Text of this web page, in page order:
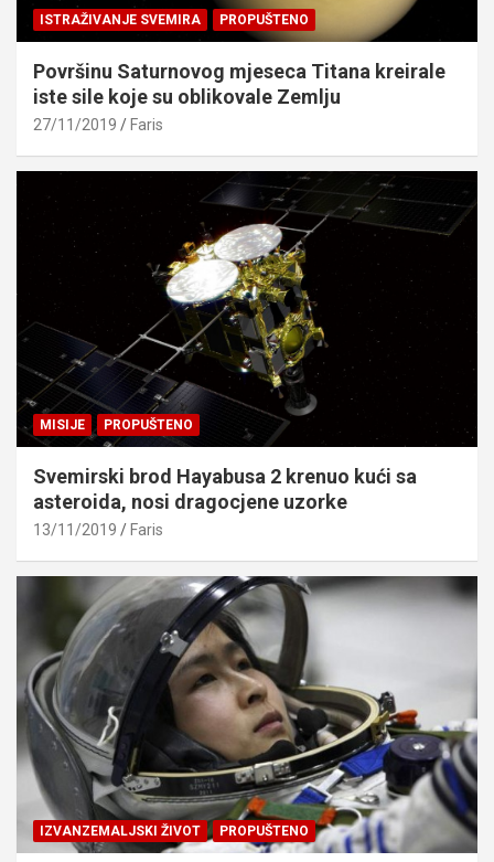
ISTRAŽIVANJE SVEMIRA PROPUŠTENO
Površinu Saturnovog mjeseca Titana kreirale
iste sile koje su oblikovale Zemlju
27/11/2019 Faris
MISIJE PROPUŠTENO
Svemirski brod Hayabusa 2 krenuo kući sa
asteroida, nosi dragocjene uzorke
13/11/2019 Faris
IZVANZEMALJSKI ŽIVOT PROPUŠTENO